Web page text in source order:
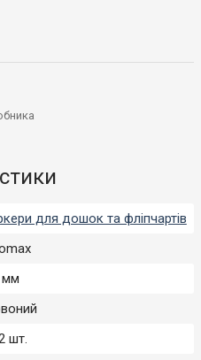
для дошок та фліпчартів
мм
шт.